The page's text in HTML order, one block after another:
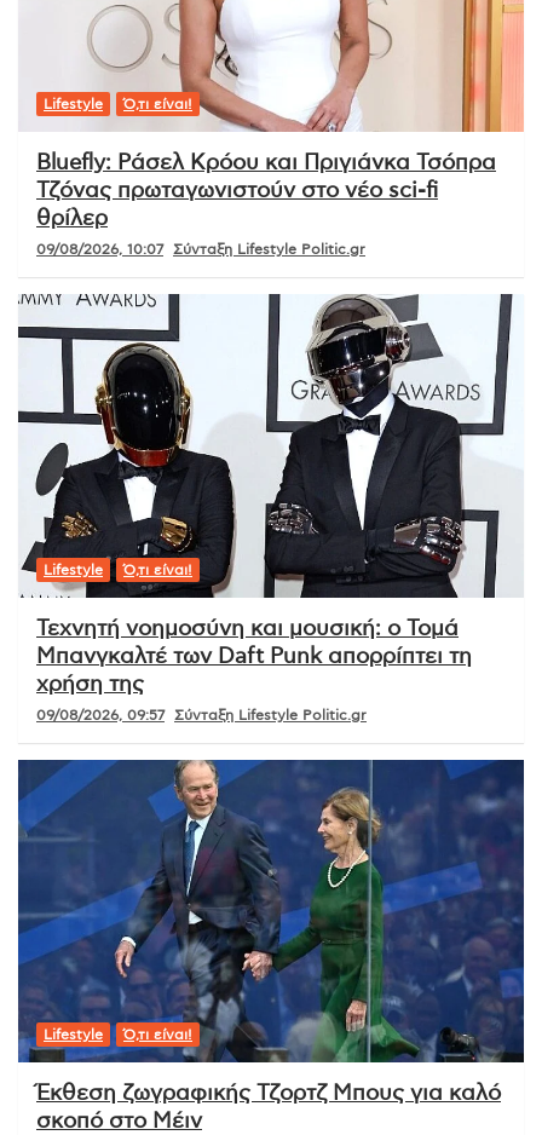
Lifestyle Ό,τι είναι!
Bluefly: Ράσελ Κρόου και Πριγιάνκα Τσόπρα
Τζόνας πρωταγωνιστούν στο νέο sci-fi
θρίλερ
09/08/2026, 10:07 Σύνταξη Lifestyle Politic.gr
Lifestyle Ό,τι είναι!
Τεχνητή νοημοσύνη και μουσική: ο Τομά
Μπανγκαλτέ των Daft Punk απορρίπτει τη
χρήση της
09/08/2026, 09:57 Σύνταξη Lifestyle Politic.gr
Lifestyle Ό,τι είναι!
Έκθεση ζωγραφικής Τζορτζ Μπους για καλό
σκοπό στο Μέιν